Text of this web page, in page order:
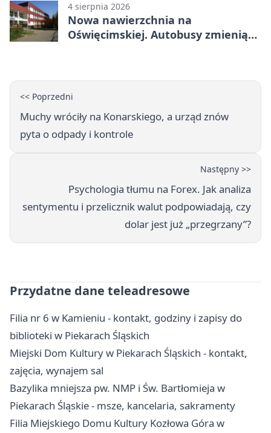
4 sierpnia 2026
Nowa nawierzchnia na
Oświęcimskiej. Autobusy zmienią
<< Poprzedni
Muchy wróciły na Konarskiego, a urząd znów
pyta o odpady i kontrole
Następny >>
Psychologia tłumu na Forex. Jak analiza
sentymentu i przelicznik walut podpowiadają, czy
dolar jest już „przegrzany”?
Przydatne dane teleadresowe
Filia nr 6 w Kamieniu - kontakt, godziny i zapisy do
biblioteki w Piekarach Śląskich
Miejski Dom Kultury w Piekarach Śląskich - kontakt,
zajęcia, wynajem sal
Bazylika mniejsza pw. NMP i Św. Bartłomieja w
Piekarach Śląskie - msze, kancelaria, sakramenty
Filia Miejskiego Domu Kultury Kozłowa Góra w